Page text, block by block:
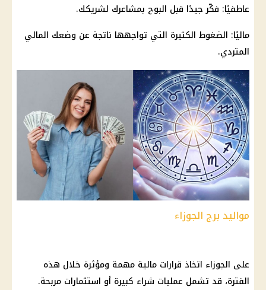
عاطفيًا: فكّر جيدًا قبل البوح بمشاعرك لشريكك.
ماليًا: الضغوط الكثيرة التي تواجهها ناتجة عن وضعك المالي
المتردي.
مواليد برج الجوزاء
على الجوزاء اتخاذ قرارات مالية مهمة ومؤثرة خلال هذه
الفترة، قد تشمل عمليات شراء كبيرة أو استثمارات مربحة.